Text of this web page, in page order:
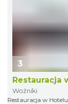
3
Restauracja
Woźniki
Restauracja w